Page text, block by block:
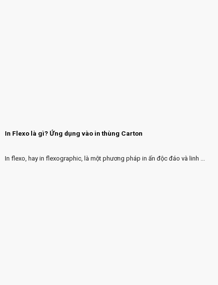
In Flexo là gì? Ứng dụng vào in thùng Carton
In flexo, hay in flexographic, là một phương pháp in ấn độc đáo và linh ...